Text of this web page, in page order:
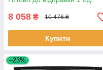
8 058 ₴ 10 476 ₴
Купити
–23%